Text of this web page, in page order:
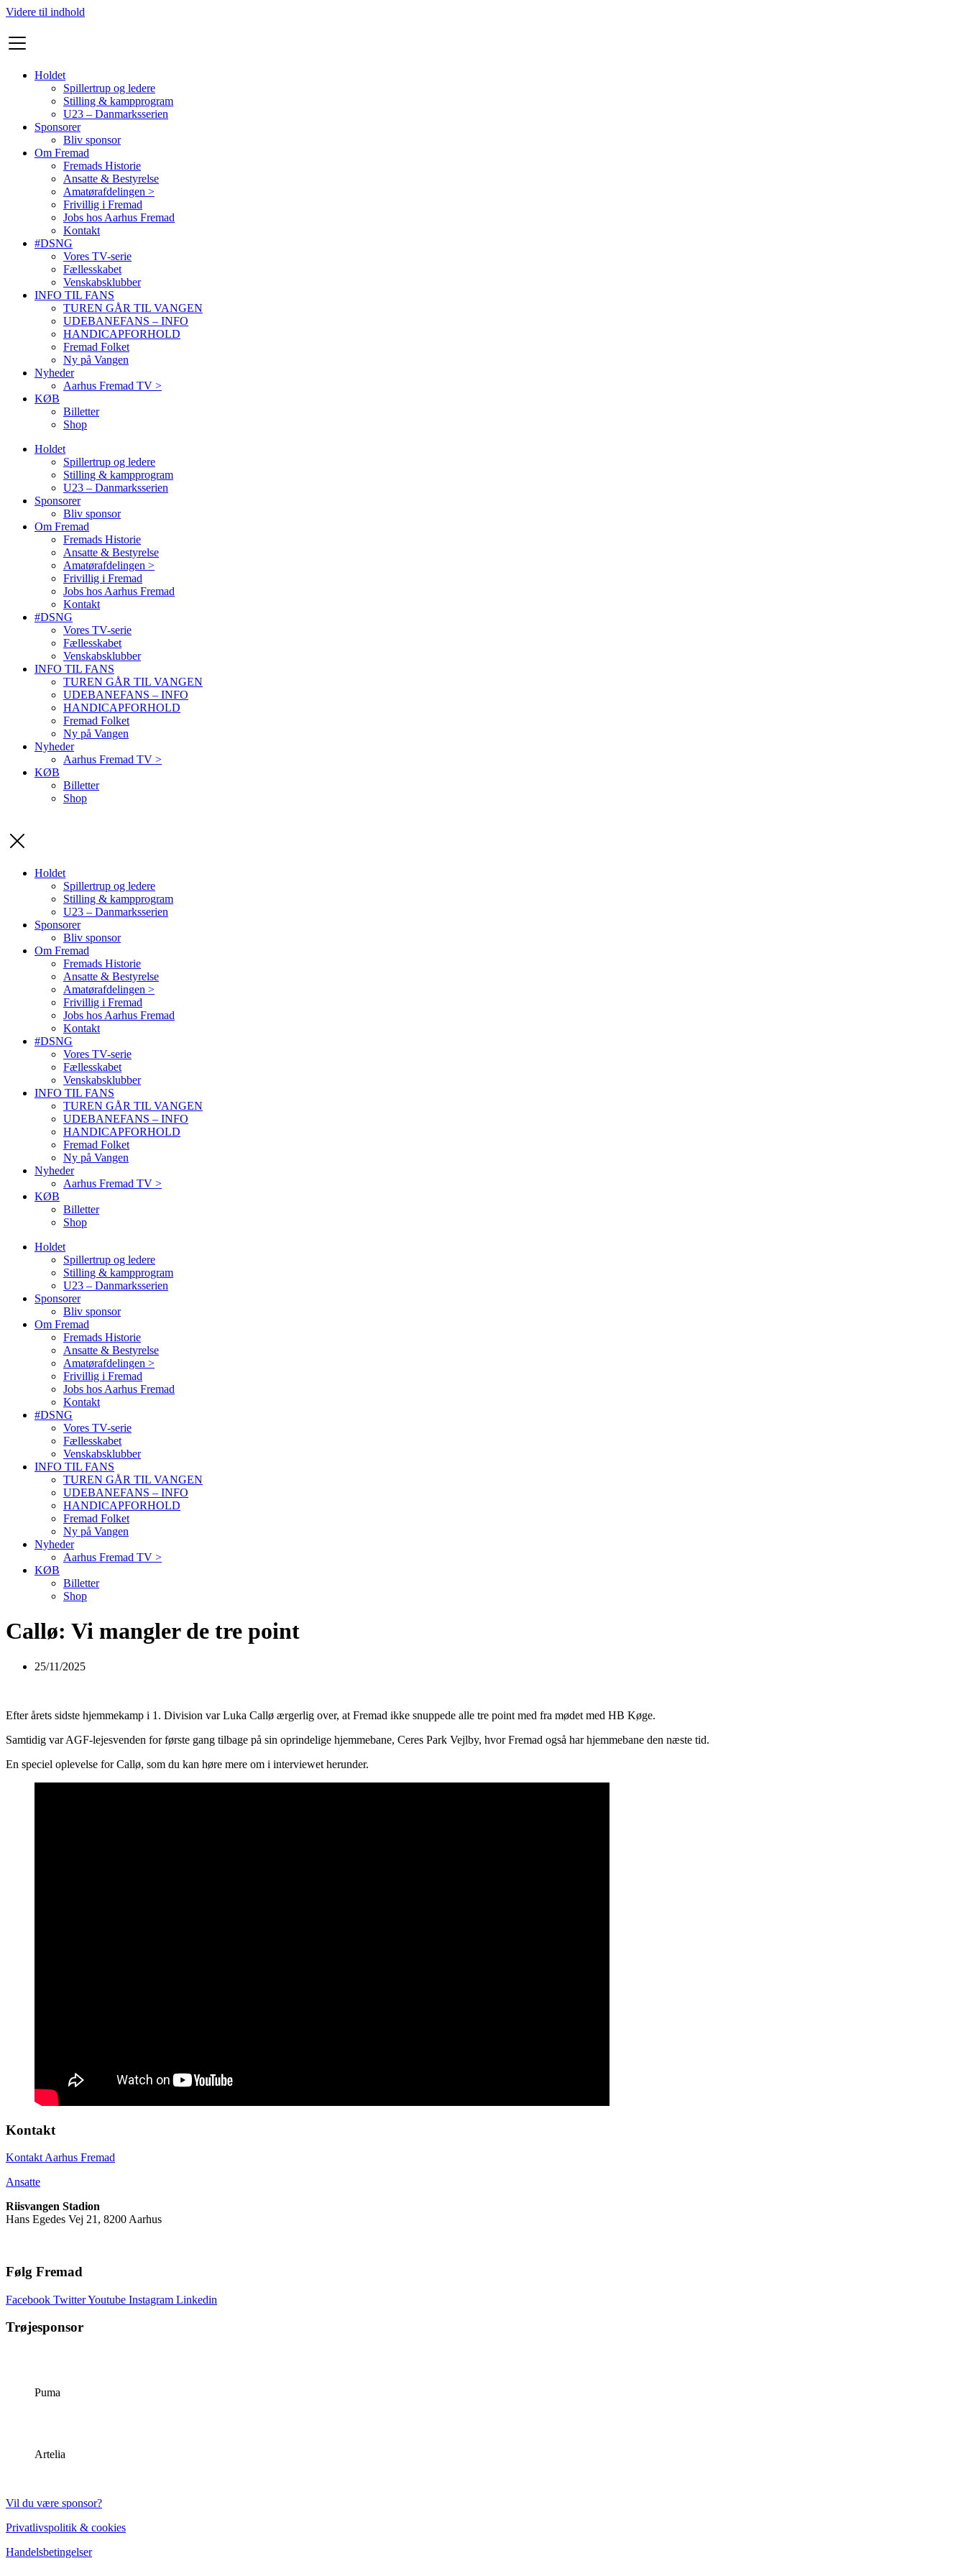
Videre til indhold
Holdet
Spillertrup og ledere
Stilling & kampprogram
U23 – Danmarksserien
Sponsorer
Bliv sponsor
Om Fremad
Fremads Historie
Ansatte & Bestyrelse
Amatørafdelingen >
Frivillig i Fremad
Jobs hos Aarhus Fremad
Kontakt
#DSNG
Vores TV-serie
Fællesskabet
Venskabsklubber
INFO TIL FANS
TUREN GÅR TIL VANGEN
UDEBANEFANS – INFO
HANDICAPFORHOLD
Fremad Folket
Ny på Vangen
Nyheder
Aarhus Fremad TV >
KØB
Billetter
Shop
Holdet
Spillertrup og ledere
Stilling & kampprogram
U23 – Danmarksserien
Sponsorer
Bliv sponsor
Om Fremad
Fremads Historie
Ansatte & Bestyrelse
Amatørafdelingen >
Frivillig i Fremad
Jobs hos Aarhus Fremad
Kontakt
#DSNG
Vores TV-serie
Fællesskabet
Venskabsklubber
INFO TIL FANS
TUREN GÅR TIL VANGEN
UDEBANEFANS – INFO
HANDICAPFORHOLD
Fremad Folket
Ny på Vangen
Nyheder
Aarhus Fremad TV >
KØB
Billetter
Shop
Holdet
Spillertrup og ledere
Stilling & kampprogram
U23 – Danmarksserien
Sponsorer
Bliv sponsor
Om Fremad
Fremads Historie
Ansatte & Bestyrelse
Amatørafdelingen >
Frivillig i Fremad
Jobs hos Aarhus Fremad
Kontakt
#DSNG
Vores TV-serie
Fællesskabet
Venskabsklubber
INFO TIL FANS
TUREN GÅR TIL VANGEN
UDEBANEFANS – INFO
HANDICAPFORHOLD
Fremad Folket
Ny på Vangen
Nyheder
Aarhus Fremad TV >
KØB
Billetter
Shop
Holdet
Spillertrup og ledere
Stilling & kampprogram
U23 – Danmarksserien
Sponsorer
Bliv sponsor
Om Fremad
Fremads Historie
Ansatte & Bestyrelse
Amatørafdelingen >
Frivillig i Fremad
Jobs hos Aarhus Fremad
Kontakt
#DSNG
Vores TV-serie
Fællesskabet
Venskabsklubber
INFO TIL FANS
TUREN GÅR TIL VANGEN
UDEBANEFANS – INFO
HANDICAPFORHOLD
Fremad Folket
Ny på Vangen
Nyheder
Aarhus Fremad TV >
KØB
Billetter
Shop
Callø: Vi mangler de tre point
25/11/2025
Efter årets sidste hjemmekamp i 1. Division var Luka Callø ærgerlig over, at Fremad ikke snuppede alle tre point med fra mødet med HB Køge.
Samtidig var AGF-lejesvenden for første gang tilbage på sin oprindelige hjemmebane, Ceres Park Vejlby, hvor Fremad også har hjemmebane den næste tid.
En speciel oplevelse for Callø, som du kan høre mere om i interviewet herunder.
Kontakt
Kontakt Aarhus Fremad
Ansatte
Riisvangen Stadion
Hans Egedes Vej 21, 8200 Aarhus
Følg Fremad
Facebook TwitterYoutube Instagram Linkedin
Trøjesponsor
Puma
Artelia
Vil du være sponsor?
Privatlivspolitik & cookies
Handelsbetingelser